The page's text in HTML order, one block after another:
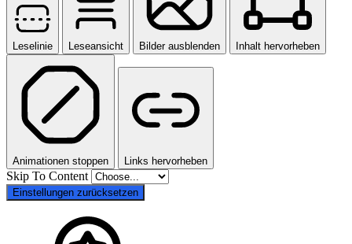
Leselinie Leseansicht Bilder ausblenden Inhalt hervorheben
Animationen stoppen Links hervorheben
Skip To Content
Einstellungen zurücksetzen